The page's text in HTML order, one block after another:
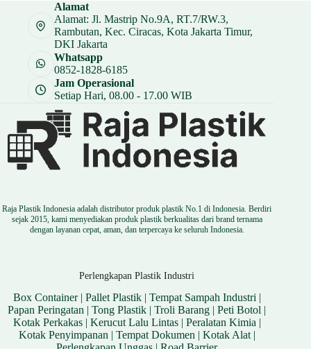
Alamat
Alamat: Jl. Mastrip No.9A, RT.7/RW.3,
Rambutan, Kec. Ciracas, Kota Jakarta Timur,
DKI Jakarta
Whatsapp
0852-1828-6185
Jam Operasional
Setiap Hari, 08.00 - 17.00 WIB
Raja Plastik Indonesia adalah distributor produk plastik No.1 di Indonesia. Berdiri
sejak 2015, kami menyediakan produk plastik berkualitas dari brand ternama
dengan layanan cepat, aman, dan terpercaya ke seluruh Indonesia.
Perlengkapan Plastik Industri
Box Container| Pallet Plastik| Tempat Sampah Industri |
Papan Peringatan |Tong Plastik |Troli Barang |Peti Botol |
Kotak Perkakas| Kerucut Lalu Lintas| Peralatan Kimia |
Kotak Penyimpanan | Tempat Dokumen | Kotak Alat|